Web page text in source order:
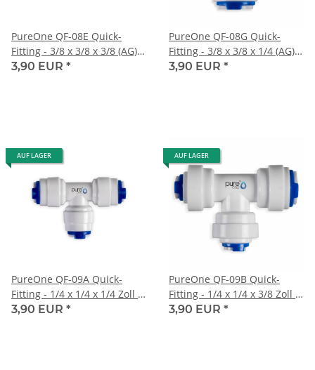
PureOne QF-08E Quick-
Fitting - 3/8 x 3/8 x 3/8 (AG)
Zoll | T-Form
3,90 EUR *
PureOne QF-08G Quick-
Fitting - 3/8 x 3/8 x 1/4 (AG)
Zoll | T-Form
3,90 EUR *
AUF LAGER
PureOne QF-09A Quick-
Fitting - 1/4 x 1/4 x 1/4 Zoll |
T-Form
3,90 EUR *
AUF LAGER
PureOne QF-09B Quick-
Fitting - 1/4 x 1/4 x 3/8 Zoll |
T-Form
3,90 EUR *